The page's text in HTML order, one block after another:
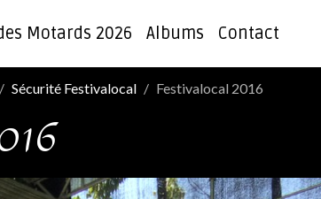
Motards 2026 Albums Contact
Sécurité Festivalocal Festivalocal 2016